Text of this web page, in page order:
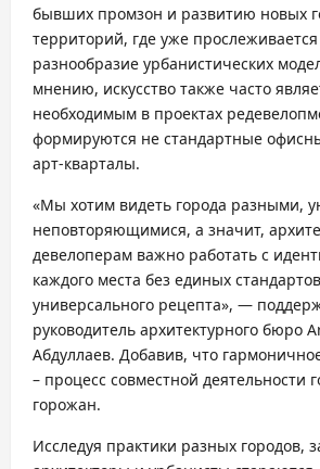
бывших промзон и развитию новых
территорий, где уже
разнообразие урбанистических
мнению, искусство также часто
необходимым в проектах
формируются не стандартные
арт-кварталы.
«Мы хотим видеть города разными,
неповторяющимися, а значит,
девелоперам важно работать с
каждого места без единых
универсального рецепта», —
руководитель архитектурного бюро
Абдуллаев. Добавив, что
– процесс совместной деятельности
горожан.
Исследуя практики разных городов,